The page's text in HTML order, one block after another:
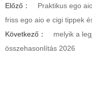
Előző：
Praktikus ego
friss ego aio e cigi tippek
Következő：
melyik a
összehasonlítás 2026